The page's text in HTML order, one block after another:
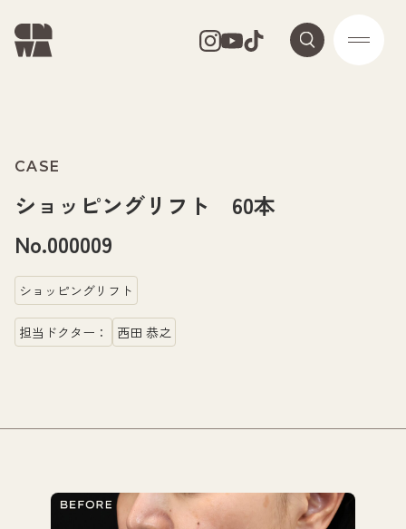
CASE
ショッピングリフト 60本
No.000009
ショッピングリフト
担当ドクター： 西田 恭之